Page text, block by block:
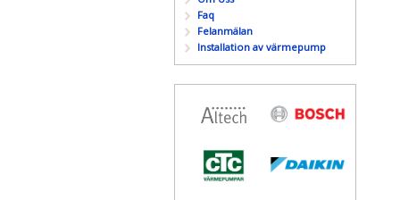
Faq
Felanmälan
Installation av värmepump